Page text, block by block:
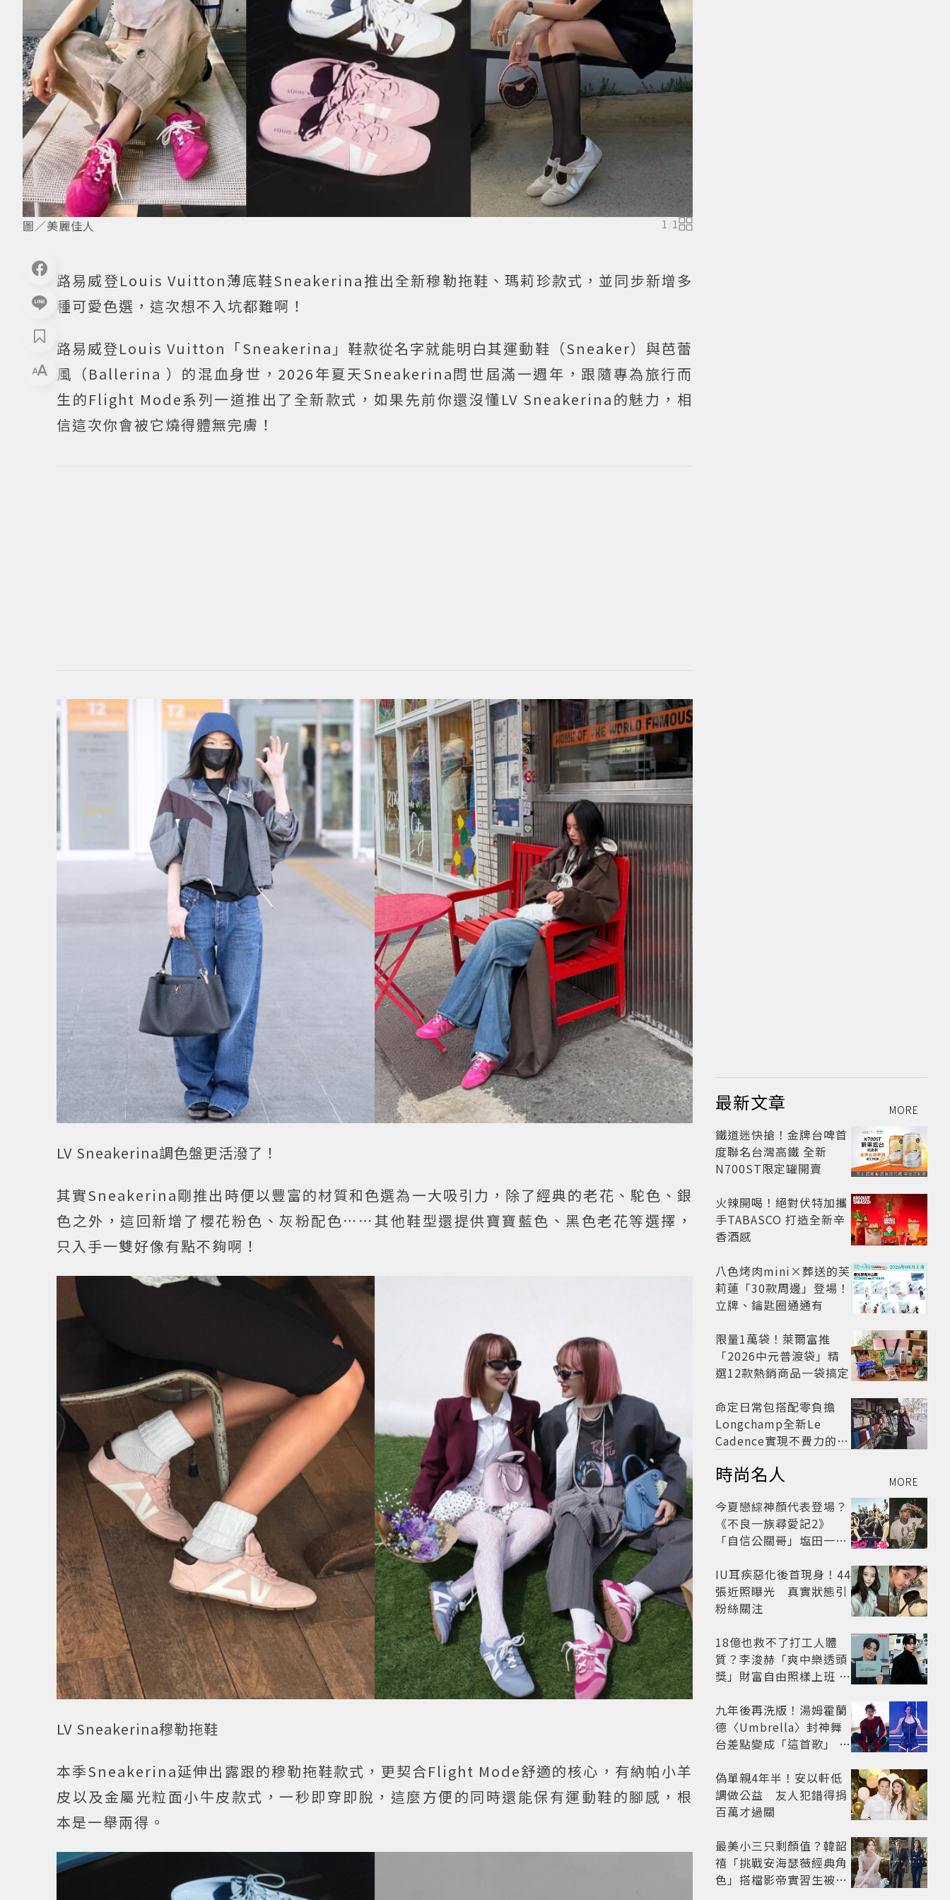
圖／美麗佳人 1/1
路易威登Louis Vuitton薄底鞋Sneakerina推出全新穆勒拖鞋、瑪莉珍款式，並同步新增多
種可愛色選，這次想不入坑都難啊！
路易威登Louis Vuitton「Sneakerina」鞋款從名字就能明白其運動鞋（Sneaker）與芭蕾
風（Ballerina ）的混血身世，2026年夏天Sneakerina問世屆滿一週年，跟隨專為旅行而
生的Flight Mode系列一道推出了全新款式，如果先前你還沒懂LV Sneakerina的魅力，相
信這次你會被它燒得體無完膚！
LV Sneakerina調色盤更活潑了！
其實Sneakerina剛推出時便以豐富的材質和色選為一大吸引力，除了經典的老花、駝色、銀
色之外，這回新增了櫻花粉色、灰粉配色⋯⋯其他鞋型還提供寶寶藍色、黑色老花等選擇，
只入手一雙好像有點不夠啊！
LV Sneakerina穆勒拖鞋
本季Sneakerina延伸出露跟的穆勒拖鞋款式，更契合Flight Mode舒適的核心，有納帕小羊
皮以及金屬光粒面小牛皮款式，一秒即穿即脫，這麼方便的同時還能保有運動鞋的腳感，根
本是一舉兩得。
最新文章 MORE
鐵道迷快搶！金牌台啤首
度聯名台灣高鐵 全新
N700ST限定罐開賣
火辣開喝！絕對伏特加攜
手TABASCO 打造全新辛
香酒感
八色烤肉mini×葬送的芙
莉蓮「30款周邊」登場！
立牌、鑰匙圈通通有
限量1萬袋！萊爾富推
「2026中元普渡袋」精
選12款熱銷商品一袋搞定
命定日常包搭配零負擔
Longchamp全新Le
Cadence實現不費力的從
時尚名人 MORE
今夏戀綜神顏代表登場？
《不良一族尋愛記2》
「自信公關哥」塩田一馬
老闆
IU耳疾惡化後首現身！44
張近照曝光 真實狀態引
粉絲關注
18億也救不了打工人體
質？李浚赫「爽中樂透頭
獎」財富自由照樣上班 西
九年後再洗版！湯姆霍蘭
德〈Umbrella〉封神舞
台差點變成「這首歌」 造
開
偽單親4年半！安以軒低
調做公益 友人犯錯得捐
百萬才過關
最美小三只剩顏值？韓韶
禧「挑戰安海瑟薇經典角
色」搭檔影帝實習生被